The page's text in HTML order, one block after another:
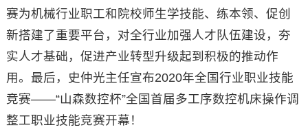
赛为机械行业职工和院校师生学技能、练本领、促创
新搭建了重要平台，对全行业加强人才队伍建设，夯
实人才基础，促进产业转型升级起到积极的推动作
用。最后，史仲光主任宣布2020年全国行业职业技能
竞赛——“山森数控杯”全国首届多工序数控机床操作调
整工职业技能竞赛开幕！